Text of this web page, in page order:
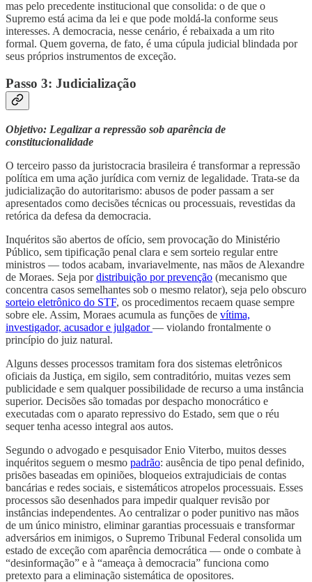
mas pelo precedente institucional que consolida: o de que o
Supremo está acima da lei e que pode moldá-la conforme seus
interesses. A democracia, nesse cenário, é rebaixada a um rito
formal. Quem governa, de fato, é uma cúpula judicial blindada por
seus próprios instrumentos de exceção.
Passo 3: Judicialização
Objetivo: Legalizar a repressão sob aparência de
constitucionalidade
O terceiro passo da juristocracia brasileira é transformar a repressão
política em uma ação jurídica com verniz de legalidade. Trata-se da
judicialização do autoritarismo: abusos de poder passam a ser
apresentados como decisões técnicas ou processuais, revestidas da
retórica da defesa da democracia.
Inquéritos são abertos de ofício, sem provocação do Ministério
Público, sem tipificação penal clara e sem sorteio regular entre
ministros — todos acabam, invariavelmente, nas mãos de Alexandre
de Moraes. Seja pordistribuição por prevenção (mecanismo que
concentra casos semelhantes sob o mesmo relator), seja pelo obscuro
sorteio eletrônico do STF, os procedimentos recaem quase sempre
sobre ele. Assim, Moraes acumula as funções de vítima,
investigador, acusador e julgador— violando frontalmente o
princípio do juiz natural.
Alguns desses processos tramitam fora dos sistemas eletrônicos
oficiais da Justiça, em sigilo, sem contraditório, muitas vezes sem
publicidade e sem qualquer possibilidade de recurso a uma instância
superior. Decisões são tomadas por despacho monocrático e
executadas com o aparato repressivo do Estado, sem que o réu
sequer tenha acesso integral aos autos.
Segundo o advogado e pesquisador Enio Viterbo, muitos desses
inquéritos seguem o mesmo padrão: ausência de tipo penal definido,
prisões baseadas em opiniões, bloqueios extrajudiciais de contas
bancárias e redes sociais, e sistemáticos atropelos processuais. Esses
processos são desenhados para impedir qualquer revisão por
instâncias independentes. Ao centralizar o poder punitivo nas mãos
de um único ministro, eliminar garantias processuais e transformar
adversários em inimigos, o Supremo Tribunal Federal consolida um
estado de exceção com aparência democrática — onde o combate à
“desinformação” e à “ameaça à democracia” funciona como
pretexto para a eliminação sistemática de opositores.